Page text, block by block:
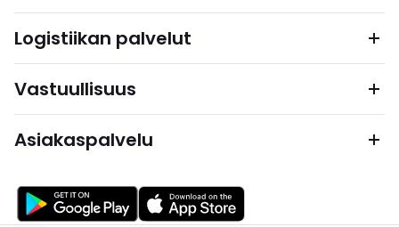
Logistiikan palvelut
Vastuullisuus
Asiakaspalvelu